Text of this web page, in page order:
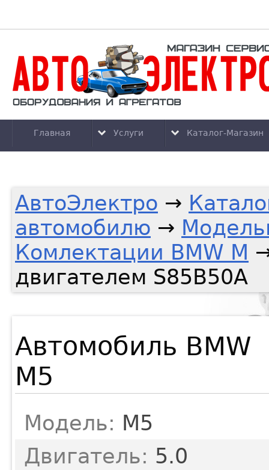
Главная Услуги Каталог-Магазин
АвтоЭлектро →
автомобилю →
Комлектации BMW M
двигателем S85B50A
Автомобиль BMW
M5
Модель: M5
Двигатель: 5.0